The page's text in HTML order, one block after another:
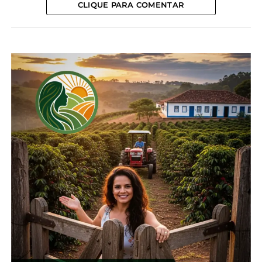
plantas com flores nos ecossistemas naturais e
para a conservação da biodiversidade”.
consórcio com cultivos agrícolas, como o melão, a
melancia e a maçã, melhoram a produtividade e a
qualidade de frutos e sementes.
Neste caso, para uma polinização agrícola
adequada, é preciso um planejamento com base
nas características das variedades cultivadas e das
abelhas.
Apis Mellifera: a abelha
mais cultivada no Brasil
A abelha mais criada no Brasil (e no mundo) é a
Apis melífera. Famosa pelo mel de qualidade e pela
CLIQUE PARA COMENTAR